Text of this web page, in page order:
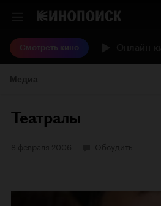
Смотреть кино
Театралы